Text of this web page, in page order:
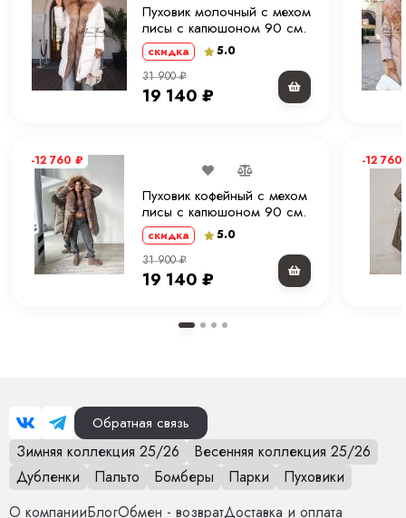
Пуховик молочный с мехом
лисы с капюшоном 90 см.
ХМ
скидка
5.0
31 900₽
19 140 ₽
-12 760 ₽
Пуховик кофейный с мехом
лисы с капюшоном 90 см.
ХМ
скидка
5.0
31 900₽
19 140 ₽
-12 760
Обратная связь
Зимняя коллекция 25/26
Весенняя коллекция 25/26
Дубленки
Пальто Бомберы Парки
Пуховики
О компанииБлогОбмен - возвратДоставка и оплата